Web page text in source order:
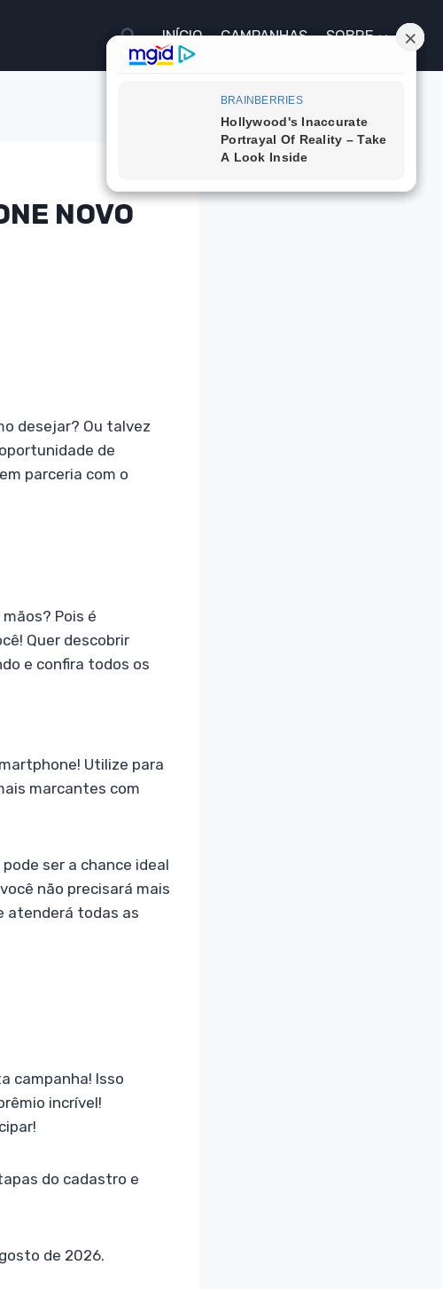
INÍCIO CAMPANHAS SOBRE
NOVO
desejar? Ou talvez
de
parceria com o
Pois é
Quer descobrir
e confira todos os
Utilize para
marcantes com
ser a chance ideal
não precisará mais
atenderá todas as
campanha! Isso
incrível!
do cadastro e
de 2026.